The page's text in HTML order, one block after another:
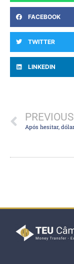
FACEBOOK
TWITTER
LINKEDIN
PREVIOUS